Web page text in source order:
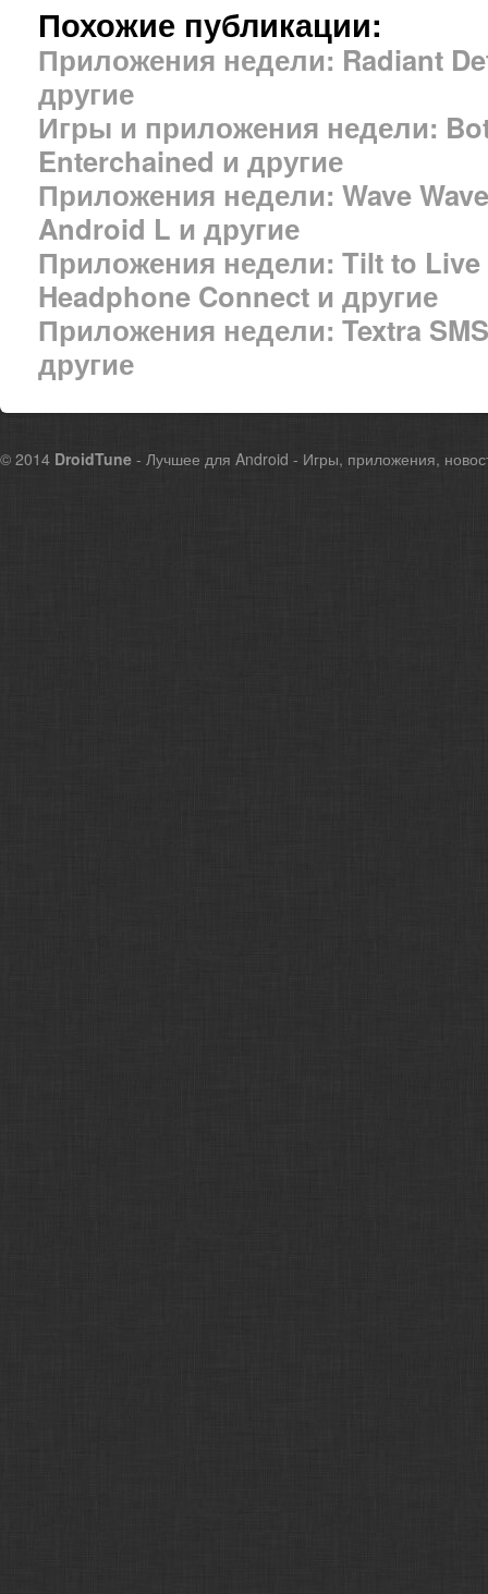
Похожие публикации:
Приложения недели: Radiant
другие
Игры и приложения недели:
Enterchained и другие
Приложения недели: Wave
Android L и другие
Приложения недели: Tilt to
Headphone Connect и другие
Приложения недели: Textra
другие
© 2014 DroidTune - Лучшее для Android - Игры, приложения,